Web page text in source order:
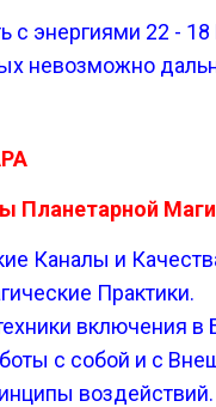
с энергиями 22 -
невозможно
Планетарной
Каналы и
Практики.
включения
с собой и с
воздействий.